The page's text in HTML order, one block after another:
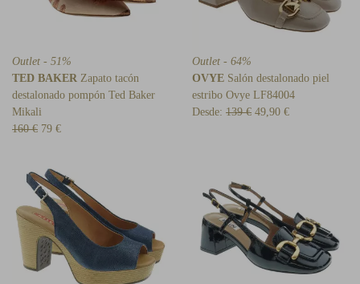
Outlet - 51%
TED BAKER Zapato tacón
destalonado pompón Ted Baker
Mikali
160 € 79 €
Outlet - 64%
OVYE Salón destalonado piel
estribo Ovye LF84004
Desde: 139 € 49,90 €